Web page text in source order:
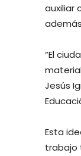
auxiliar
“El
Jesús
Esta
trabajo